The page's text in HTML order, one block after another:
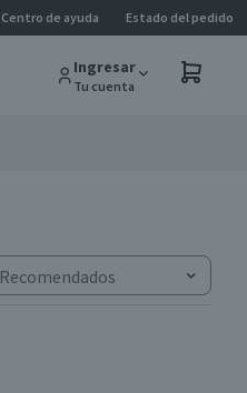
Centro de ayuda Estado del pedido
Ingresar
Tu cuenta
Recomendados